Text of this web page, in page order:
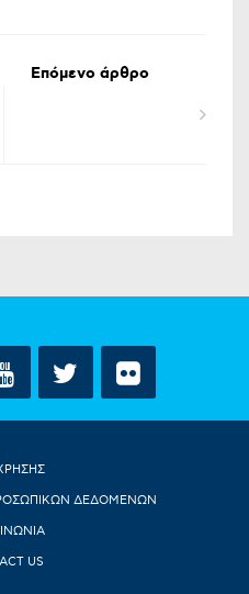
Επόμενο άρθρο
ΔΕΔΟΜΕΝΩΝ
US